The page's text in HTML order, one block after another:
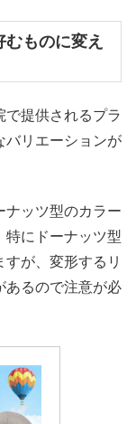
ものに変え
で提供されるプラ
バリエーションが
ナッツ型のカラー
特にドーナッツ型
が、変形するリ
あるので注意が必